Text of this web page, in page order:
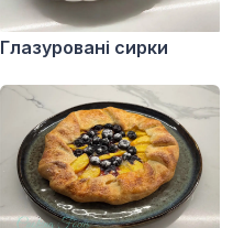
Глазуровані сирки